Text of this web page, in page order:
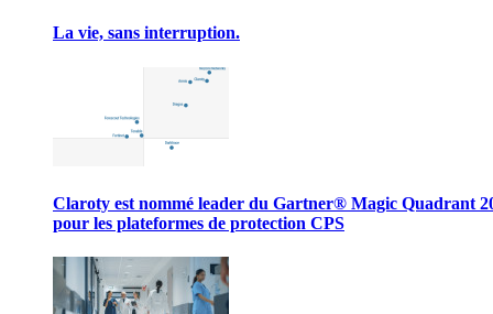
La vie, sans interruption.
Claroty est nommé leader du Gartner® Magic Quadrant
pour les plateformes de protection CPS